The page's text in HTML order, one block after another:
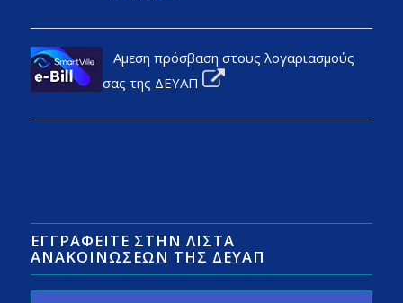
Αμεση πρόσβαση στους λογαριασμούς
σας της ΔΕΥΑΠ
ΕΓΓΡΑΦΕΊΤΕ ΣΤΗΝ ΛΊΣΤΑ
ΑΝΑΚΟΙΝΏΣΕΩΝ ΤΗΣ ΔΕΥΑΠ